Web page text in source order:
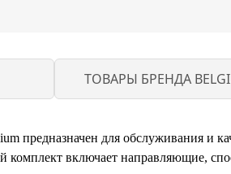
ТОВАРЫ БРЕНДА
предназначен для обслуживания и
включает направляющие,